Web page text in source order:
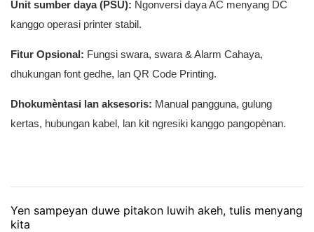
Unit sumber daya (PSU): Ngonversi daya AC menyang DC
kanggo operasi printer stabil.
Fitur Opsional: Fungsi swara, swara & Alarm Cahaya,
dhukungan font gedhe, lan QR Code Printing.
Dhokumèntasi lan aksesoris: Manual pangguna, gulung
kertas, hubungan kabel, lan kit ngresiki kanggo pangopènan.
Yen sampeyan duwe pitakon luwih akeh, tulis menyang
kita